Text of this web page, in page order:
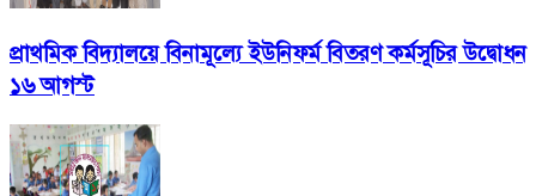
প্রাথমিক বিদ্যালয়ে বিনামূল্যে ইউনিফর্ম বিতরণ কর্মসূচির উদ্বোধন
১৬ আগস্ট